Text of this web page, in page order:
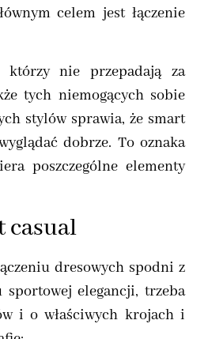
celem jest łączenie
którzy nie przepadają za
tych niemogących sobie
stylów sprawia, że smart
dobrze. To oznaka
poszczególne elementy
casual
dresowych spodni z
elegancji, trzeba
i o właściwych krojach i